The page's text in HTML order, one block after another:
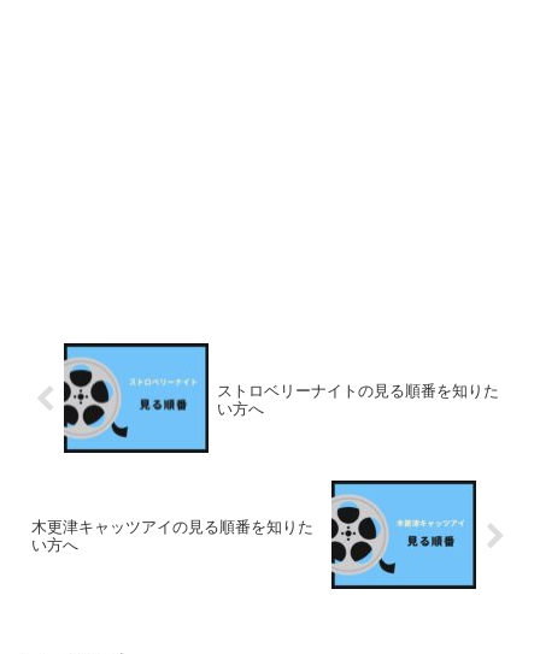
ストロベリーナイトの見る順番を知りた
い方へ
木更津キャッツアイの見る順番を知りた
い方へ